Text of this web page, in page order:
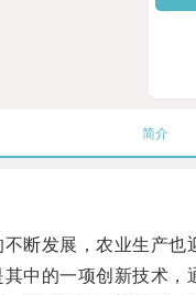
简介
发展，农业生产也
的一项创新技术，通